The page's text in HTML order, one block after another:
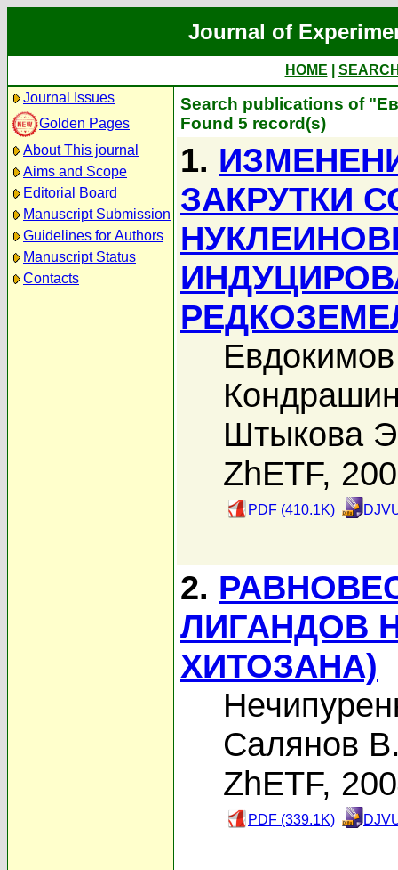
Journal of
HOME
Journal Issues
Golden Pages
About This journal
Aims and Scope
Editorial Board
Manuscript Submission
Guidelines for Authors
Manuscript Status
Contacts
Search publications of
Found 5 record(s)
1.
ЗАКРУТКИ
Штыкова
ZhETF,
PDF (410.1K)
2.
ЛИГАНДОВ
ХИТОЗАНА)
Салянов
ZhETF,
PDF (339.1K)